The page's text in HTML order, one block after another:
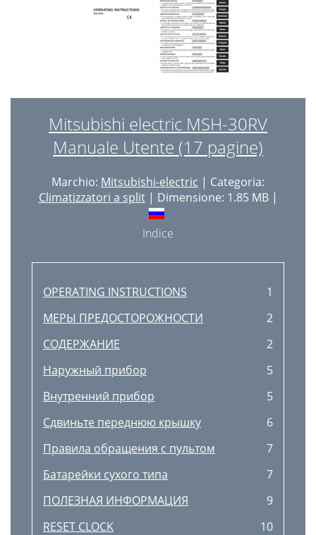
Mitsubishi electric MSH-30RV
Manuale Utente (17 pagine)
Marchio: Mitsubishi-electric | Categoria:
Climatizzatori a split| Dimensione: 1.85 MB |
Indice
OPERATING INSTRUCTIONS
1
МЕРЫ ПРЕДОСТОРОЖНОСТИ
2
СОДЕРЖАНИЕ
2
Наружный прибор
5
Внутренний прибор
5
Сдвиньте переднюю крышку
6
Правила обращения с пультом
7
Батарейки сухого типа
7
ПОЛЕЗНАЯ ИНФОРМАЦИЯ
9
RESET CLOCK
10